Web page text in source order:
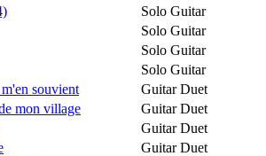
Solo Guitar
Solo Guitar
Solo Guitar
Solo Guitar
souvient
Guitar Duet
mon village
Guitar Duet
Guitar Duet
Guitar Duet